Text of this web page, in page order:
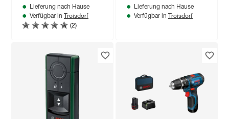
Lieferung nach Hause
Verfügbar in Troisdorf
(2)
Lieferung nach Hause
Verfügbar in Troisdorf